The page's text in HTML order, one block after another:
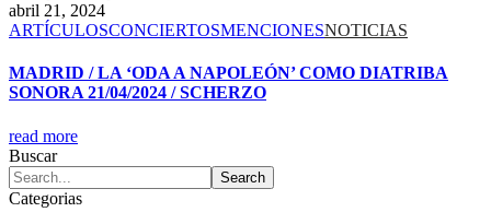
abril 21, 2024
ARTÍCULOSCONCIERTOSMENCIONESNOTICIAS
MADRID / LA ‘ODA A NAPOLEÓN’ COMO DIATRIBA
SONORA 21/04/2024 / SCHERZO
read more
Buscar
Categorias